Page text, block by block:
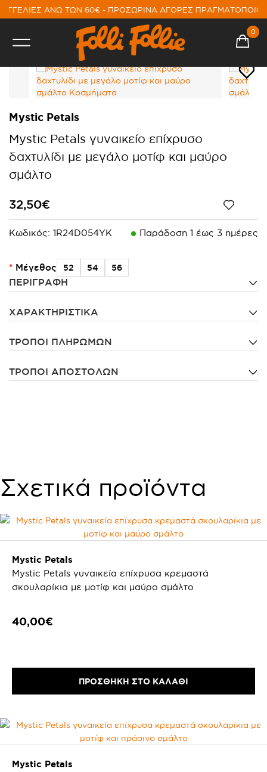
ΑΝΩ ΤΩΝ 60€ - ΠΡΟΣΩΡΙΝΑ ΑΓΟΡΕΣ
0
Mystic Petals
Mystic Petals γυναικείο επίχρυσο
δαχτυλίδι με μεγάλο μοτίφ και μαύρο
σμάλτο
32,50€
Κωδικός: 1R24D054YK Παράδoση 1 έως 3 ημέρες
Μέγεθος 52 54 56
ΠΕΡΙΓΡΑΦΗ
ΧΑΡΑΚΤΗΡΙΣΤΙΚΑ
ΤΡΌΠΟΙ ΠΛΗΡΩΜΏΝ
ΤΡΌΠΟΙ ΑΠΟΣΤΟΛΏΝ
Σχετικά προϊόντα
Mystic Petals
Mystic Petals γυναικεία επίχρυσα κρεμαστά
σκουλαρίκια με μοτίφ και μαύρο σμάλτο
40,00€
ΠΡΟΣΘΗΚΗ ΣΤΟ ΚΑΛΑΘΙ
Mystic Petals